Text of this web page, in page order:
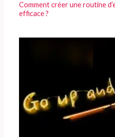
Comment créer une routine
efficace ?